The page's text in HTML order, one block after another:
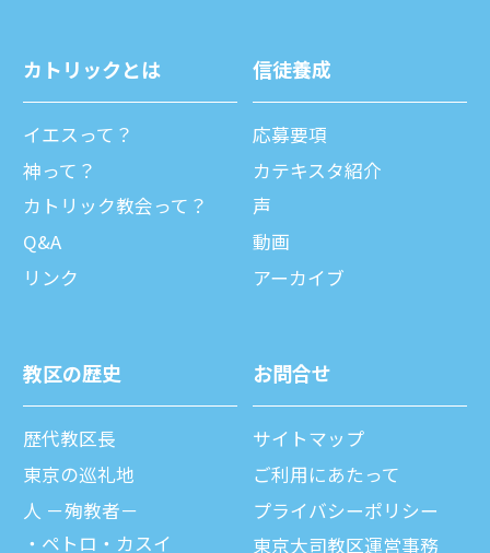
カトリックとは
イエスって？
神って？
カトリック教会って？
Q&A
リンク
信徒養成
応募要項
カテキスタ紹介
声
動画
アーカイブ
教区の歴史
歴代教区⻑
東京の巡礼地
⼈ －殉教者－
ペトロ・カスイ
お問合せ
サイトマップ
ご利⽤にあたって
プライバシーポリシー
東京大司教区運営事務